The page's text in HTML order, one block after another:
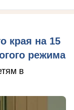
края на 15
режима
в